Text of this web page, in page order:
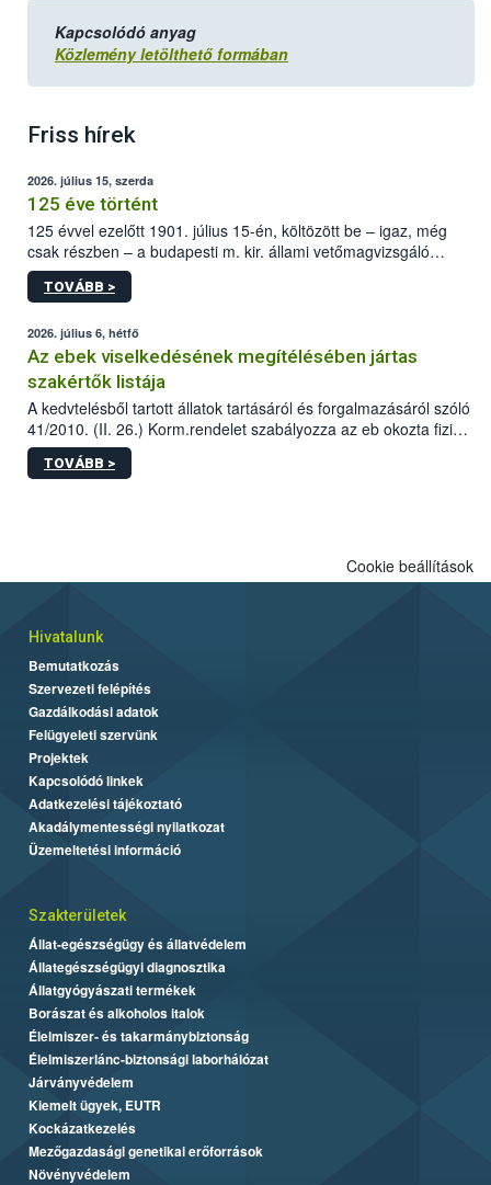
Kapcsolódó anyag
Közlemény letölthető formában
Friss hírek
2026. július 15, szerda
125 éve történt
125 évvel ezelőtt 1901. július 15-én, költözött be – igaz, még
csak részben – a budapesti m. kir. állami vetőmagvizsgáló
állomás a Kis Rókus utca 15. szám alatti, Czigler Győző által
tervezett új épületébe.
TOVÁBB >
2026. július 6, hétfő
Az ebek viselkedésének megítélésében jártas
szakértők listája
A kedvtelésből tartott állatok tartásáról és forgalmazásáról szóló
41/2010. (II. 26.) Korm.rendelet szabályozza az eb okozta fizikai
sérülés, illetve ennek veszélye keletkezésekor felmerülő
hatósági feladatokat, valamint a veszélyes eb tartását és annak
TOVÁBB >
Cookie beállítások
Hivatalunk
Bemutatkozás
Szervezeti felépítés
Gazdálkodási adatok
Felügyeleti szervünk
Projektek
Kapcsolódó linkek
Adatkezelési tájékoztató
Akadálymentességi nyilatkozat
Üzemeltetési információ
Szakterületek
Állat-egészségügy és állatvédelem
Állategészségügyi diagnosztika
Állatgyógyászati termékek
Borászat és alkoholos italok
Élelmiszer- és takarmánybiztonság
Élelmiszerlánc-biztonsági laborhálózat
Járványvédelem
Kiemelt ügyek, EUTR
Kockázatkezelés
Mezőgazdasági genetikai erőforrások
Növényvédelem